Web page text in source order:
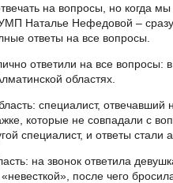
на вопросы, но когда
Наталье Нефедовой –
ответы на все вопросы.
ответили на все вопросы:
областях.
специалист, отвечавший
которые не совпадали с
специалист, и ответы стали
на звонок ответила
после чего